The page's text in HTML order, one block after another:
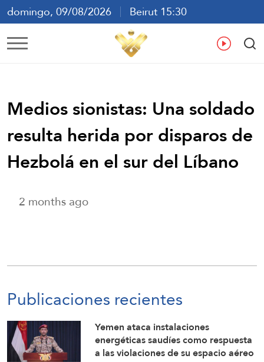
domingo, 09/08/2026
Beirut 15:30
ع En
Medios sionistas: Una soldado
resulta herida por disparos de
Hezbolá en el sur del Líbano
2 months ago
Publicaciones recientes
Yemen ataca instalaciones
energéticas saudíes como respuesta
a las violaciones de su espacio aéreo